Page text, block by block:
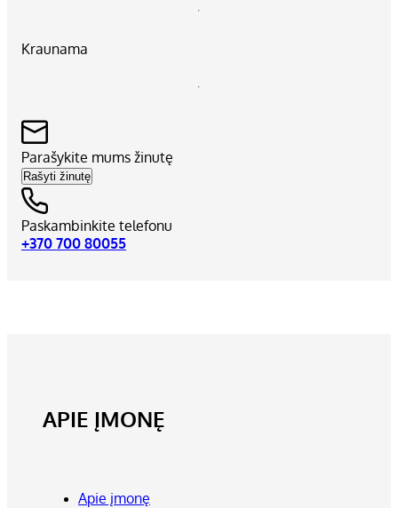
Kraunama
Parašykite mums žinutę
Rašyti žinutę
Paskambinkite telefonu
+370 700 80055
APIE ĮMONĘ
Apie įmonę